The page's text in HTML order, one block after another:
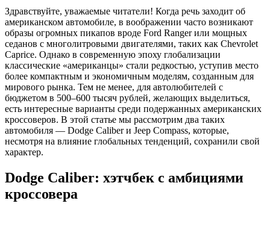
Здравствуйте, уважаемые читатели! Когда речь заходит об
американском автомобиле, в воображении часто возникают
образы огромных пикапов вроде Ford Ranger или мощных
седанов с многолитровыми двигателями, таких как Chevrolet
Caprice. Однако в современную эпоху глобализации
классические «американцы» стали редкостью, уступив место
более компактным и экономичным моделям, созданным для
мирового рынка. Тем не менее, для автолюбителей с
бюджетом в 500–600 тысяч рублей, желающих выделиться,
есть интересные варианты среди подержанных американских
кроссоверов. В этой статье мы рассмотрим два таких
автомобиля — Dodge Caliber и Jeep Compass, которые,
несмотря на влияние глобальных тенденций, сохранили свой
характер.
Dodge Caliber: хэтчбек с амбициями
кроссовера